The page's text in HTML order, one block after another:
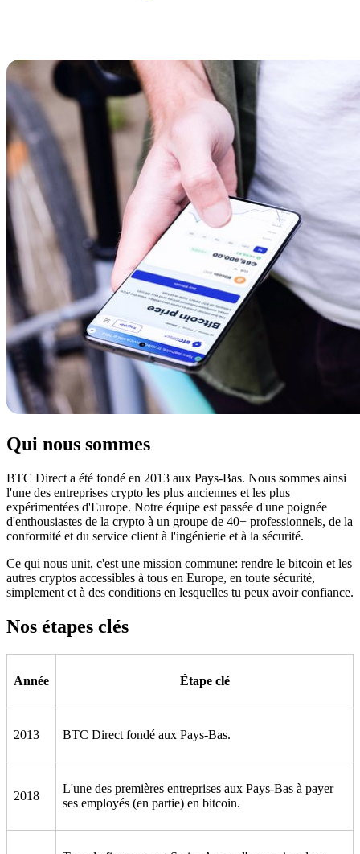
Qui nous sommes
BTC Direct a été fondé en 2013 aux Pays-Bas. Nous sommes ainsi
l'une des entreprises crypto les plus anciennes et les plus
expérimentées d'Europe. Notre équipe est passée d'une poignée
d'enthousiastes de la crypto à un groupe de 40+ professionnels, de la
conformité et du service client à l'ingénierie et à la sécurité.
Ce qui nous unit, c'est une mission commune: rendre le bitcoin et les
autres cryptos accessibles à tous en Europe, en toute sécurité,
simplement et à des conditions en lesquelles tu peux avoir confiance.
Nos étapes clés
Année Étape clé
2013 BTC Direct fondé aux Pays-Bas.
2018
L'une des premières entreprises aux Pays-Bas à payer
ses employés (en partie) en bitcoin.